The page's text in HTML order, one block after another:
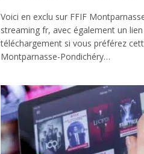
Voici en exclu sur FFIF
streaming fr, avec également un
téléchargement si vous préférez
Montparnasse-Pondichéry…